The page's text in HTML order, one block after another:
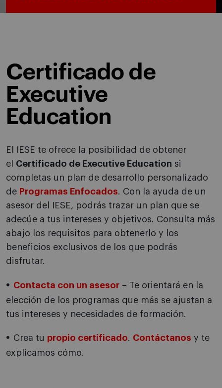
Certificado de
Executive
Education
El IESE te ofrece la posibilidad de obtener
el Certificado de Executive Education si
completas un plan de desarrollo personalizado
de Programas Enfocados. Con la ayuda de un
asesor del IESE, podrás trazar un plan que se
adecúe a tus intereses y objetivos. Consulta más
abajo los requisitos para obtenerlo y los
beneficios exclusivos de los que podrás
disfrutar.
Contacta con un asesor – Te orientará en la
elección de los programas que más se ajustan a
tus intereses y necesidades de formación.
Crea tu propio certificado. Contáctanos y te
explicamos cómo.